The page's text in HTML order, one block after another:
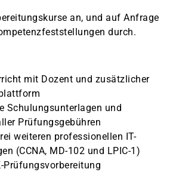
an, und auf Anfrage
durch.
mit Dozent und zusätzlicher
Schulungsunterlagen und
Prüfungsgebühren
weiteren professionellen IT-
(CCNA, MD-102 und LPIC-1)
Prüfungsvorbereitung